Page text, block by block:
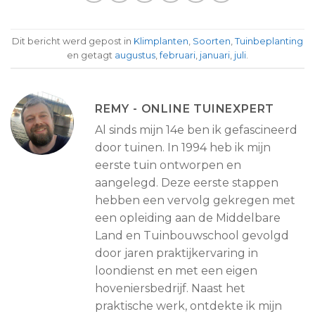
Dit bericht werd gepost in Klimplanten Soorten Tuinbeplanting
en getagt augustus ,februari januari juli
REMY - ONLINE TUINEXPERT
Al sinds mijn 14e ben ik gefascineerd
door tuinen. In 1994 heb ik mijn
eerste tuin ontworpen en
aangelegd. Deze eerste stappen
hebben een vervolg gekregen met
een opleiding aan de Middelbare
Land en Tuinbouwschool gevolgd
door jaren praktijkervaring in
loondienst en met een eigen
hoveniersbedrijf. Naast het
praktische werk, ontdekte ik mijn